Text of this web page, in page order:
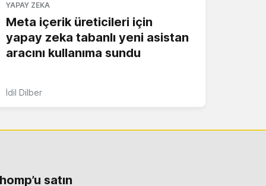
YAPAY ZEKA
Meta içerik üreticileri için
yapay zeka tabanlı yeni asistan
aracını kullanıma sundu
İdil Dilber
satın